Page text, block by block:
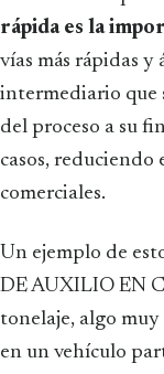
rápida es la
vías más rápidas y
intermediario que
del proceso a su
casos, reduciendo
comerciales.
Un ejemplo de
DE AUXILIO EN
tonelaje, algo
en un vehículo